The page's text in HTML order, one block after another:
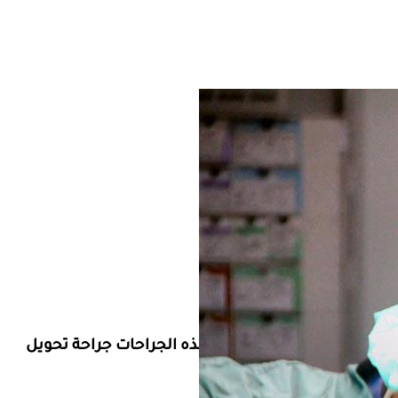
المفرطة، وتحديدا للأشخاص الذين يزيد مؤشر كتلة الجسم لديهم عن 35، ومن بين هذه الجراحات جراحة تحويل